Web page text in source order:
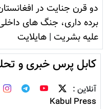
دو قرن جنایت در
برده داری، جنگ های
علیه بشریت | هایلایت
کابل پرس خبری و
آنلاین :
Kabul Press